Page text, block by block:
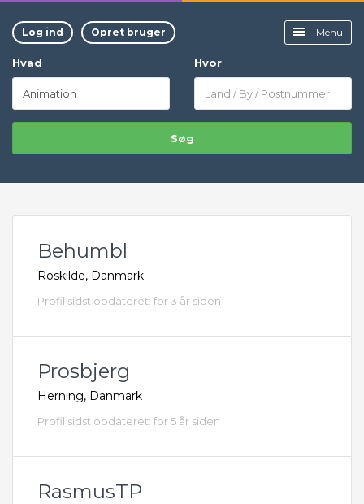
Log ind Opret bruger Menu
Hvad Hvor
Søg
Behumbl
Roskilde, Danmark
Profil sidst opdateret: for 3 år siden
Prosbjerg
Herning, Danmark
Profil sidst opdateret: for 5 år siden
RasmusTP